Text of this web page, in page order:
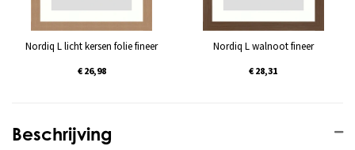
Beschrijving
Nordiq L licht kersen folie fineer
€ 26,98
Nordiq L walnoot fineer
€ 28,31